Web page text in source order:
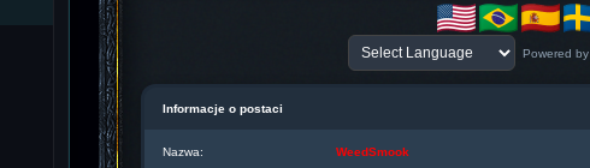
Powered by
Informacje o postaci
Nazwa: WeedSmook